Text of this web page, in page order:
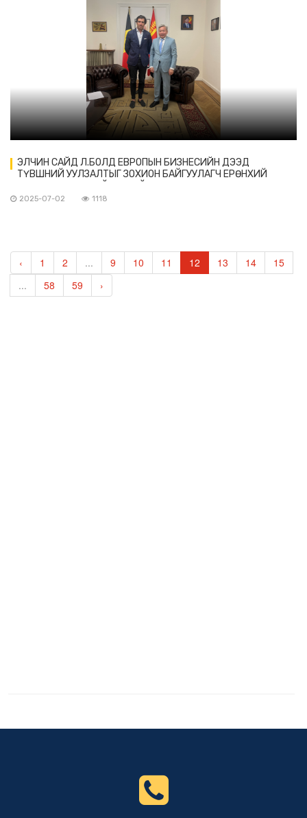
ЭЛЧИН САЙД Л.БОЛД ЕВРОПЫН БИЗНЕСИЙН ДЭЭД
ТҮВШНИЙ УУЛЗАЛТЫГ ЗОХИОН БАЙГУУЛАГЧ ЕРӨНХИЙ
2025-07-02 1118
‹ 1 2 ... 9 10 11 12 13 14
15
...
58 59 ›